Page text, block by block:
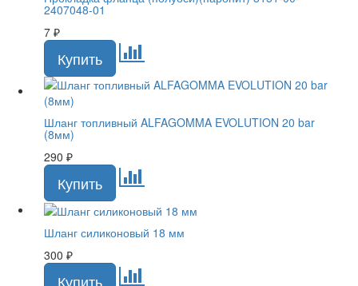
2407048-01
7 ₽
Шланг топливный ALFAGOMMA EVOLUTION 20 bar
(8мм)
290 ₽
Шланг силиконовый 18 мм
300 ₽